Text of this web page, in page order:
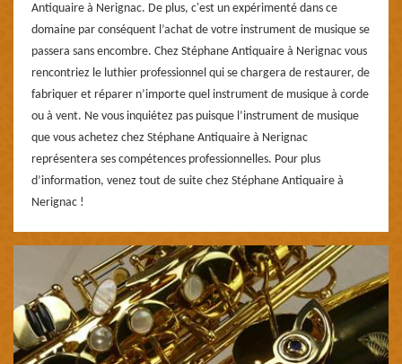
Antiquaire à Nerignac. De plus, c'est un expérimenté dans ce
domaine par conséquent l’achat de votre instrument de musique se
passera sans encombre. Chez Stéphane Antiquaire à Nerignac vous
rencontriez le luthier professionnel qui se chargera de restaurer, de
fabriquer et réparer n’importe quel instrument de musique à corde
ou à vent. Ne vous inquiétez pas puisque l’instrument de musique
que vous achetez chez Stéphane Antiquaire à Nerignac
représentera ses compétences professionnelles. Pour plus
d’information, venez tout de suite chez Stéphane Antiquaire à
Nerignac !